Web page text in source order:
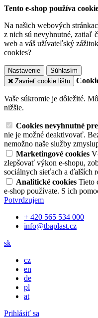
Tento e-shop používa
Na našich webových
z nich sú nevyhnutné, zatiaľ
web a váš užívateľský
cookies?
Nastavenie
Súhlasím
Zavrieť cookie lištu
Vaše súkromie je dôležité.
nižšie.
Cookies nevyhnutné
nie je možné deaktivovať.
nemožno naše služby
Marketingové cookies
zlepšovať výkon e-shopu,
sociálnych sieťach a ďalších
Analitické cookies Tieto
e-shop používate. S ich
Potvrdzujem
+ 420 565 534 000
info@tbaplast.cz
sk
cz
en
de
pl
at
Prihlásiť sa